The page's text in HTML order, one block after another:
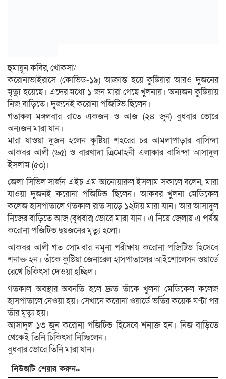
হুমায়ূন কবির, খোকসা/
করোনাভাইরাসে (কোভিড-১৯) আক্রান্ত হয়ে কুষ্টিয়ার আরও দুজনের
মৃত্যু হয়েছে। এদের মধ্যে ১ জন মারা গেছে খুলনায়। অন্যজন কুষ্টিয়ায়
নিজ বাড়িতে। দুজনেই করোনা পজিটিভ ছিলেন।
গতাকল মঙ্গলবার রাতে একজন ও আজ (২৪ জুন) বুধবার ভোরে
অন্যজন মারা যান।
মারা যাওয়া দুজন হলেন কুষ্টিয়া শহরের চর আমলাপাড়ার বাসিন্দা
আকবর আলী (৬৫) ও বারখাদা ত্রিমোহনী এলাকার বাসিন্দা আসাদুল
ইসলাম (৫০)।
জেলা সিভিল সার্জন এইচ এম আনোয়ারুল ইসলাম সকালে বলেন, মারা
যাওয়া দুজনই করোনা পজিটিভ ছিলেন। আকবর খুলনা মেডিকেল
কলেজ হাসপাতালে গতকাল রাত সাড়ে ১২টায় মারা যান। আর আসাদুল
নিজের বাড়িতে আজ (বুধবার) ভোরে মারা যান। এ নিয়ে জেলায় এ পর্যন্ত
করোনা পজিটিভ ছয়জনের মৃত্যু হলো।
আকবর আলী গত সোমবার নমুনা পরীক্ষায় করোনা পজিটিভ হিসেবে
শনাক্ত হন। তাঁকে কুষ্টিয়া জেনারেল হাসপাতালের আইশোলেসন ওয়ার্ডে
রেখে চিকিৎসা দেওয়া হচ্ছিল।
গতকাল অবস্থার অবনতি হলে দ্রুত তাঁকে খুলনা মেডিকেল কলেজ
হাসপাতালে নেওয়া হয়। সেখানে করোনা ওয়ার্ডে ভর্তির কয়েক ঘণ্টা পর
তাঁর মৃত্যু হয়।
আসাদুল ১৩ জুন করোনা পজিটিভ হিসেবে শনাক্ত হন। নিজ বাড়িতে
থেকেই তিনি চিকিৎসা নিচ্ছিলেন।
বুধবার ভোরে তিনি মারা যান।
নিউজটি শেয়ার করুন..